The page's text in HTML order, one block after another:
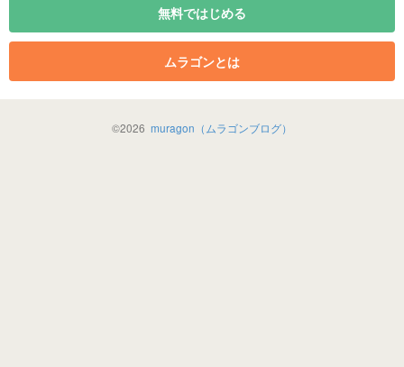
無料ではじめる
ムラゴンとは
©2026 muragon（ムラゴンブログ）